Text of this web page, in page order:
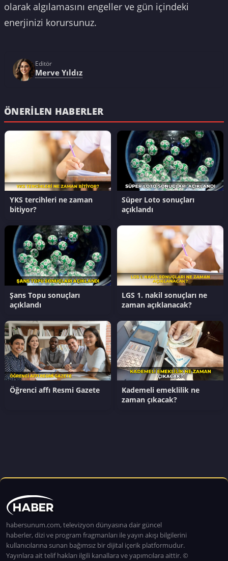
olarak algılamasını engeller ve gün içindeki
enerjinizi korursunuz.
Editör
Merve Yıldız
ÖNERILEN HABERLER
YKS tercihleri ne zaman
bitiyor?
Süper Loto sonuçları
açıklandı
Şans Topu sonuçları
açıklandı
LGS 1. nakil sonuçları ne
zaman açıklanacak?
Öğrenci affı Resmi Gazete
Kademeli emeklilik ne
zaman çıkacak?
habersunum.com, televizyon dünyasına dair güncel
haberler, dizi ve program fragmanları ile yayın akışı bilgilerini
kullanıcılarına sunan bağımsız bir dijital içerik platformudur.
Yayınlara ait telif hakları ilgili kanallara ve yapımcılara aittir. ©